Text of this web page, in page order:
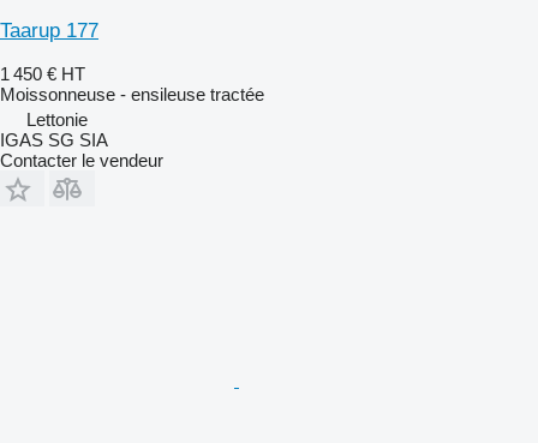
Taarup 177
1 450 € HT
Moissonneuse - ensileuse tractée
Lettonie
IGAS SG SIA
Contacter le vendeur